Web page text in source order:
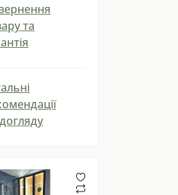
та